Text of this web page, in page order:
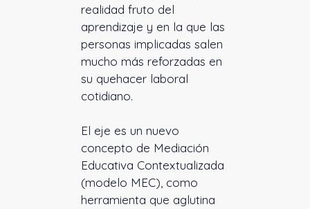
realidad fruto del
aprendizaje y en la que las
personas implicadas salen
mucho más reforzadas en
su quehacer laboral
cotidiano.
El eje es un nuevo
concepto de Mediación
Educativa Contextualizada
(modelo MEC), como
herramienta que aglutina